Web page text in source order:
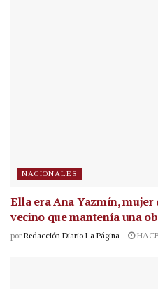
NACIONALES
Ella era Ana Yazmín, mujer
vecino que mantenía una
por Redacción Diario La Página